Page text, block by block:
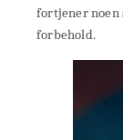
fortjener noen
forbehold.